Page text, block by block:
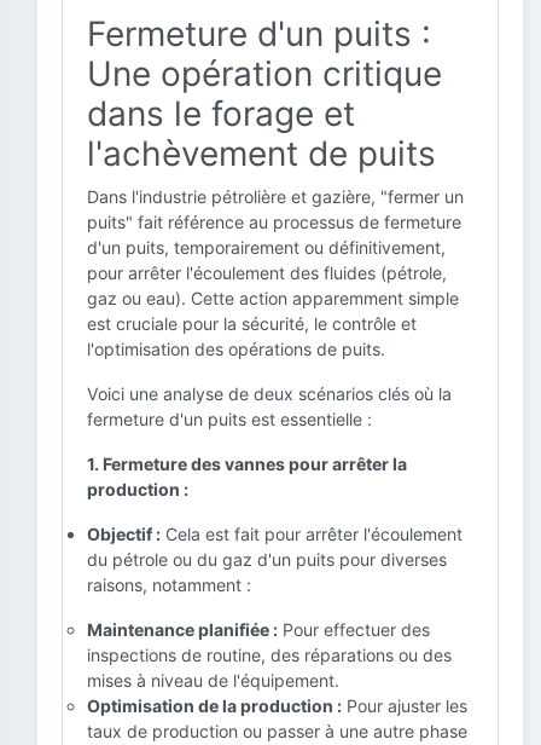
Fermeture d'un puits :
Une opération critique
dans le forage et
l'achèvement de puits
Dans l'industrie pétrolière et gazière, "fermer un
puits" fait référence au processus de fermeture
d'un puits, temporairement ou définitivement,
pour arrêter l'écoulement des fluides (pétrole,
gaz ou eau). Cette action apparemment simple
est cruciale pour la sécurité, le contrôle et
l'optimisation des opérations de puits.
Voici une analyse de deux scénarios clés où la
fermeture d'un puits est essentielle :
1. Fermeture des vannes pour arrêter la
production :
Objectif : Cela est fait pour arrêter l'écoulement
du pétrole ou du gaz d'un puits pour diverses
raisons, notamment :
Maintenance planifiée : Pour effectuer des
inspections de routine, des réparations ou des
mises à niveau de l'équipement.
Optimisation de la production : Pour ajuster les
taux de production ou passer à une autre phase